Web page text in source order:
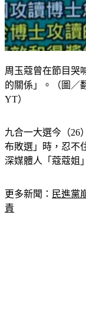
周玉蔻曾在節目哭
的關係」。（圖／
YT）
九合一大選今（26
布敗選」時，忍不
深媒體人「蔻蔻姐
更多新聞： 民進黨
責